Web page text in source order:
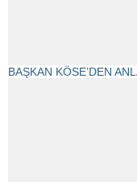
BAŞKAN KÖSE’DEN